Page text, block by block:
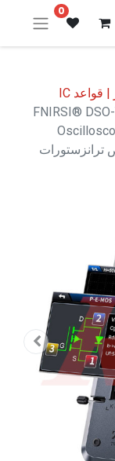
0
FNIRSI®
+ فاحص ترانزستورات